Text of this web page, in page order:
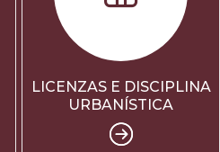
LICENZAS E DISCIPLINA
URBANÍSTICA